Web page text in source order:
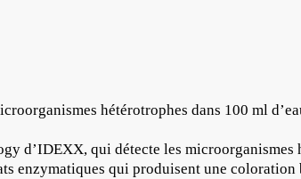
hétérotrophes dans 100 ml
d’IDEXX, qui détecte les
enzymatiques qui produisent une